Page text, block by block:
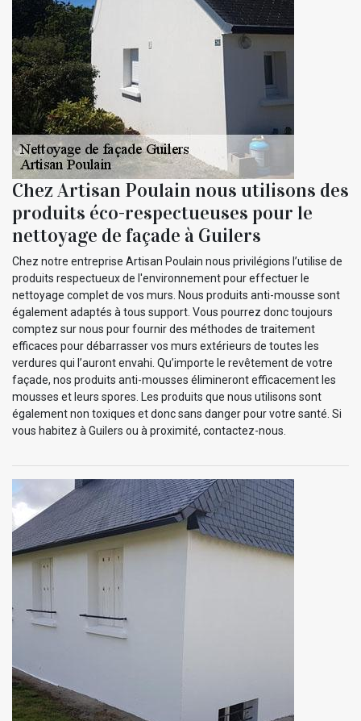
Chez Artisan Poulain nous utilisons des
produits éco-respectueuses pour le
nettoyage de façade à Guilers
Chez notre entreprise Artisan Poulain nous privilégions l’utilise de
produits respectueux de l'environnement pour effectuer le
nettoyage complet de vos murs. Nous produits anti-mousse sont
également adaptés à tous support. Vous pourrez donc toujours
comptez sur nous pour fournir des méthodes de traitement
efficaces pour débarrasser vos murs extérieurs de toutes les
verdures qui l’auront envahi. Qu’importe le revêtement de votre
façade, nos produits anti-mousses élimineront efficacement les
mousses et leurs spores. Les produits que nous utilisons sont
également non toxiques et donc sans danger pour votre santé. Si
vous habitez à Guilers ou à proximité, contactez-nous.